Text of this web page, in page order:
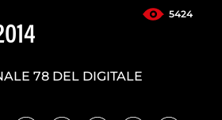
5424
78 DEL DIGITALE